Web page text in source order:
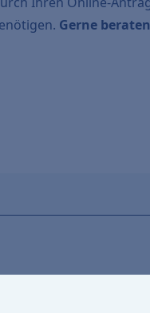
Gerne
Sie uns damit die